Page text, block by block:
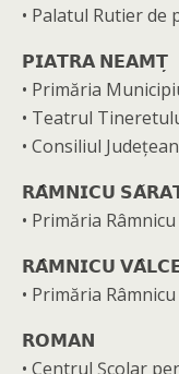
• Palatul Rutier de
𝗣𝗜𝗔𝗧𝗥𝗔 𝗡𝗘𝗔𝗠𝗧̦
• Primăria
• Teatrul
• Consiliul
𝗥𝗔̂𝗠𝗡𝗜𝗖𝗨
• Primăria
𝗥𝗔̂𝗠𝗡𝗜𝗖𝗨
• Primăria
𝗥𝗢𝗠𝗔𝗡
• Centrul Școlar